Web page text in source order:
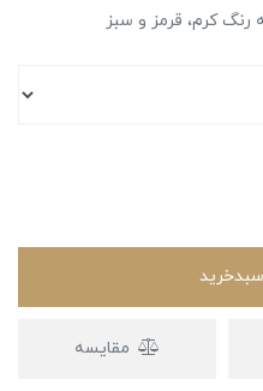
رنگ کرم، قرمز و سبز
مقایسه